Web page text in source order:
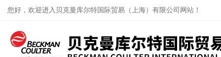
您好，欢迎进入贝克曼库尔特国际贸易（上海）有限公司网站！